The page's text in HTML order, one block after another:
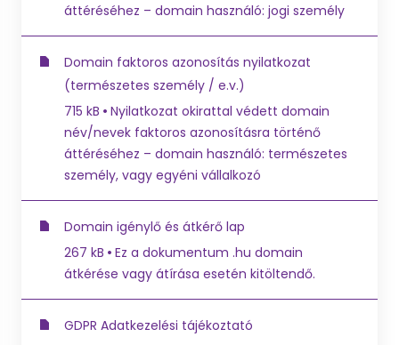
áttéréséhez – domain használó: jogi személy
Domain faktoros azonosítás nyilatkozat
(természetes személy / e.v.)
715 kB
Nyilatkozat okirattal védett domain
név/nevek faktoros azonosításra történő
áttéréséhez – domain használó: természetes
személy, vagy egyéni vállalkozó
Domain igénylő és átkérő lap
267 kB
Ez a dokumentum .hu domain
átkérése vagy átírása esetén kitöltendő.
GDPR Adatkezelési tájékoztató